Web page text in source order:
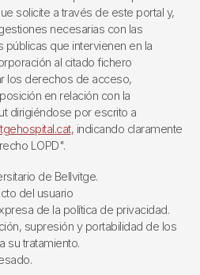
solicite a través de este portal y,
necesarias con las
que intervienen en la
al citado fichero
los derechos de acceso,
en relación con la
dirigiéndose por escrito a
, indicando claramente
LOPD".
de Bellvitge.
del usuario
de la política de privacidad.
supresión y portabilidad de los
su tratamiento.